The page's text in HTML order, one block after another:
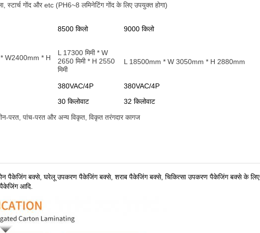
स्टार्च गोंद और etc (PH6~8 लमिनेटिंग गोंद के लिए उपयुक्त होगा)
8500 किलो 9000 किलो
W2400mm * H
L 17300 मिमी * W
2650 मिमी * H 2550
मिमी
L 18500mm * W 3050mm * H 2880mm
380VAC/4P
380VAC/4P
30 किलोवाट
32 किलोवाट
परत, पांच-परत और अन्य विकृत, विकृत तरंगदार कागज
पैकेजिंग बक्से, घरेलू उपकरण पैकेजिंग बक्से, शराब पैकेजिंग बक्से, चिकित्सा उपकरण पैकेजिंग बक्से के लिए
पैकेजिंग आदि